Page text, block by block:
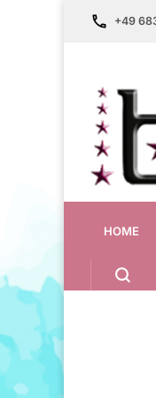
+49
HOME